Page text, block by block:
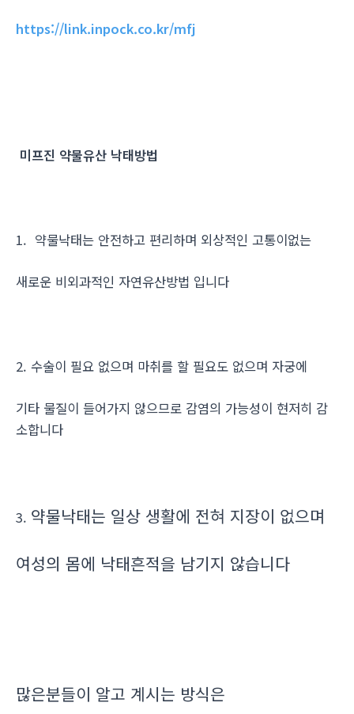
https://link.inpock.co.kr/mfj
미프진 약물유산 낙태방법
1. 약물낙태는 안전하고 편리하며 외상적인 고통이없는
새로운 비외과적인 자연유산방법 입니다
2. 수술이 필요 없으며 마취를 할 필요도 없으며 자궁에
기타 물질이 들어가지 않으므로 감염의 가능성이 현저히 감
소합니다
3. 약물낙태는 일상 생활에 전혀 지장이 없으며
여성의 몸에 낙태흔적을 남기지 않습니다
많은분들이 알고 계시는 방식은